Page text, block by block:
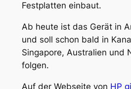
Festplatten einbaut.
Ab heute ist das Gerät in
und soll schon bald in
Singapore, Australien und
folgen.
Auf der Webseite von HP